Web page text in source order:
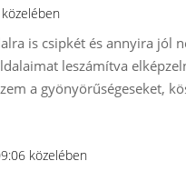
is csipkét és annyira jól
leszámítva
a gyönyörűségeseket,
közelében